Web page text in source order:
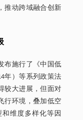
推动跨域融合创新
布施行了《中国低
年）等系列政策法
较大进展，但面对
行环境，叠加低空
维度多样化等因